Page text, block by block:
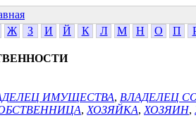
Ж З И Й К Л М Н О П
ИМУЩЕСТВА, ВЛАДЕЛЕЦ
, ХОЗЯЙКА, ХОЗЯИН,